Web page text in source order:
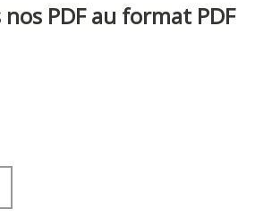
nos PDF au format PDF